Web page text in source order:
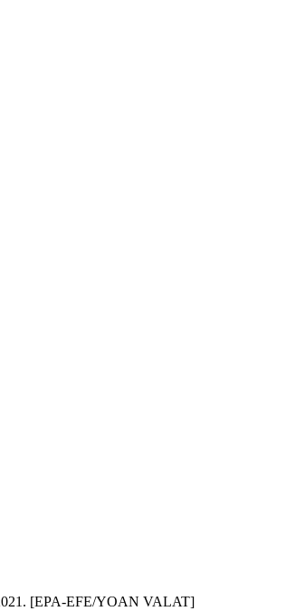
2021. [EPA-EFE/YOAN VALAT]